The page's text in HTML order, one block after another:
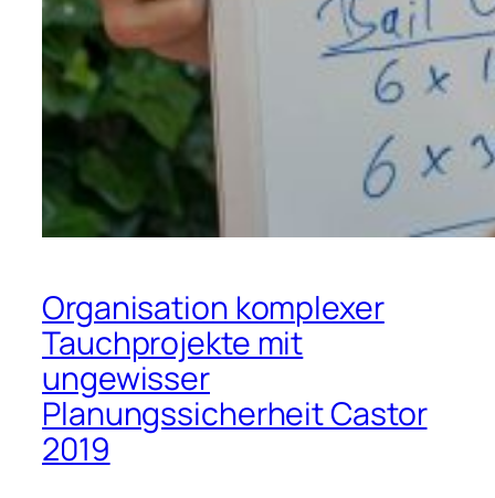
Organisation komplexer
Tauchprojekte mit
ungewisser
Planungssicherheit Castor
2019